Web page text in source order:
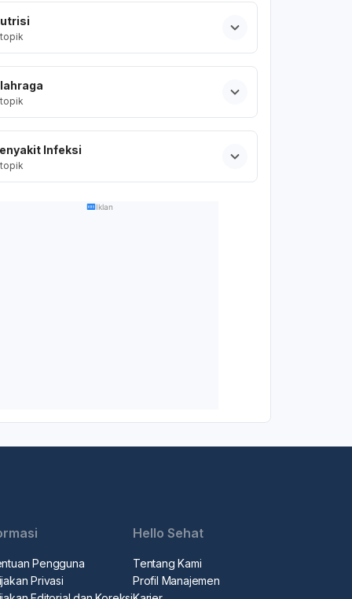
topik
topik
Infeksi
topik
Iklan
Pengguna
Privasi
Hello Sehat
Tentang Kami
Profil Manajemen